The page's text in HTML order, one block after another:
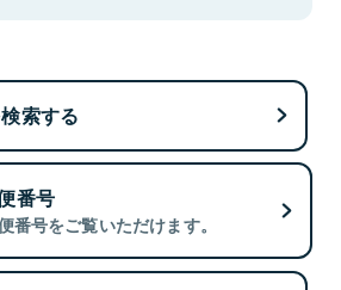
索する
番号
番号をご覧いただけます。